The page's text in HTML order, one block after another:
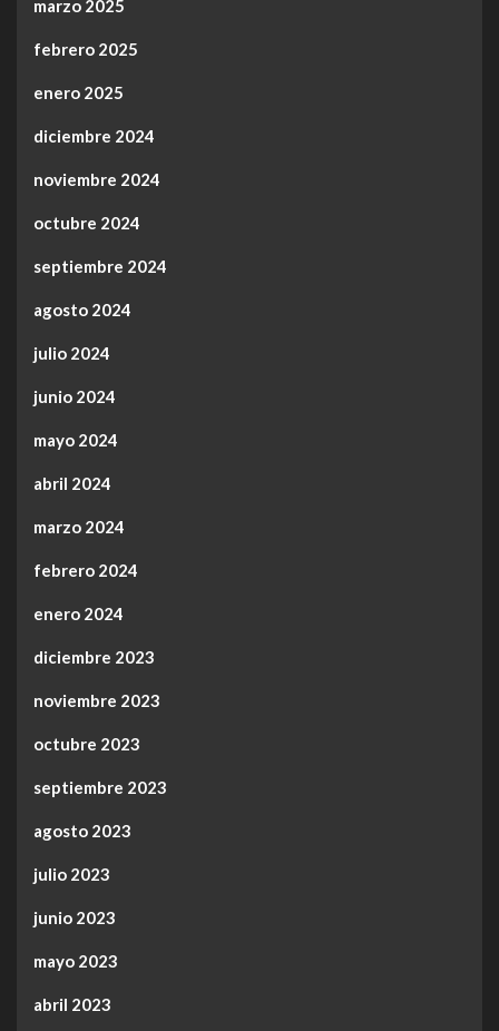
marzo 2025
febrero 2025
enero 2025
diciembre 2024
noviembre 2024
octubre 2024
septiembre 2024
agosto 2024
julio 2024
junio 2024
mayo 2024
abril 2024
marzo 2024
febrero 2024
enero 2024
diciembre 2023
noviembre 2023
octubre 2023
septiembre 2023
agosto 2023
julio 2023
junio 2023
mayo 2023
abril 2023